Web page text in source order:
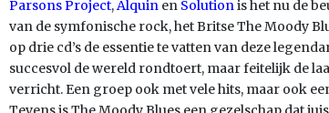
Parsons Project,Alquin en Solutionis het nu de
van de symfonische rock, het Britse The Moody
op drie cd’s de essentie te vatten van deze
succesvol de wereld rondtoert, maar feitelijk de
verricht. Een groep ook met vele hits, maar ook